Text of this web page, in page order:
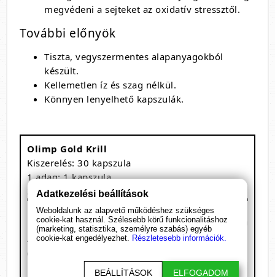
megvédeni a sejteket az oxidatív stressztől.
További előnyök
Tiszta, vegyszermentes alapanyagokból
készült.
Kellemetlen íz és szag nélkül.
Könnyen lenyelhető kapszulák.
Olimp Gold Krill
Kiszerelés: 30 kapszula
1 adag: 1 kapszula
30 adagot tartalmaz
Megnevezés
/ 1
kapszula
Antarktiszi krillből származó olaj
(Euphausia superba)
215 mg
Adatkezelési beállítások
Weboldalunk az alapvető működéshez szükséges
cookie-kat használ. Szélesebb körű funkcionalitáshoz
(marketing, statisztika, személyre szabás) egyéb
cookie-kat engedélyezhet. Részletesebb információk.
BEÁLLÍTÁSOK ELFOGADOM